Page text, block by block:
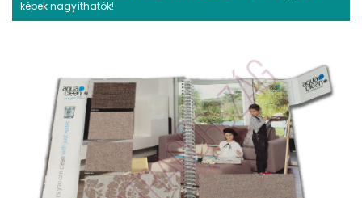
képek nagyíthatók!